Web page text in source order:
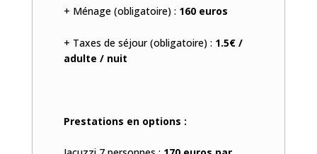
+ Ménage (obligatoire) : 160 euros
+ Taxes de séjour (obligatoire) : 1.5€ /
adulte / nuit
Prestations en options :